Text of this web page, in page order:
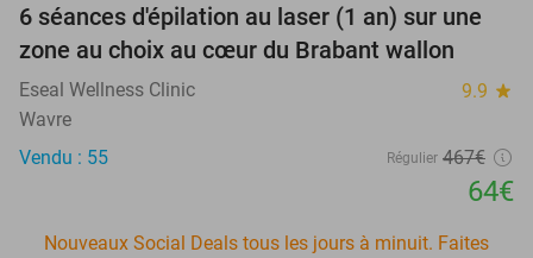
6 séances d'épilation au laser (1 an) sur une
zone au choix au cœur du Brabant wallon
Eseal Wellness Clinic 9.9 star
Wavre
Vendu : 55
Régulier 467€
64€
Nouveaux Social Deals tous les jours à minuit. Faites